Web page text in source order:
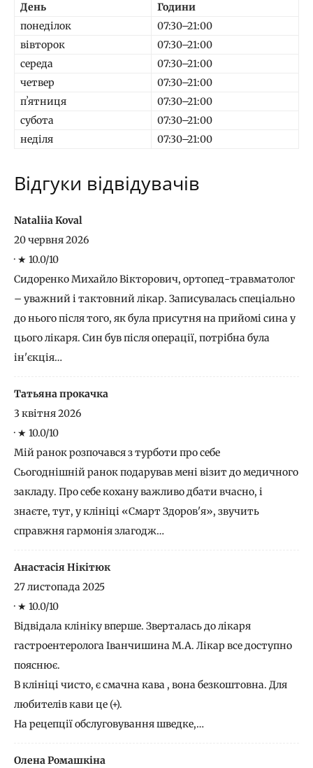
День
Години
понеділок
07:30–21:00
вівторок
07:30–21:00
середа
07:30–21:00
четвер
07:30–21:00
пʼятниця
07:30–21:00
субота
07:30–21:00
неділя
07:30–21:00
Відгуки відвідувачів
Nataliia Koval
20 червня 2026
· ★ 10.0/10
Сидоренко Михайло Вікторович, ортопед-травматолог
– уважний і тактовний лікар. Записувалась спеціально
до нього після того, як була присутня на прийомі сина у
цього лікаря. Син був після операції, потрібна була
ін'єкція…
Татьяна прокачка
3 квітня 2026
· ★ 10.0/10
Мій ранок розпочався з турботи про себе
​Сьогоднішній ранок подарував мені візит до медичного
закладу. Про себе кохану важливо дбати вчасно, і
знаєте, тут, у клініці «Смарт Здоров'я», звучить
справжня гармонія злагодж…
Анастасія Нікітюк
27 листопада 2025
· ★ 10.0/10
Відвідала клініку вперше. Зверталась до лікаря
гастроентеролога Іванчишина М.А. Лікар все доступно
пояснює.
В клініці чисто, є смачна кава , вона безкоштовна. Для
любителів кави це (+).
На рецепції обслуговування шведке,…
Олена Ромашкіна